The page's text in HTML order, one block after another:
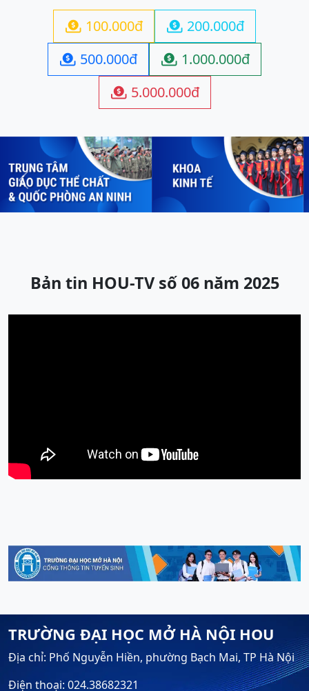
 100.000đ  200.000đ
 500.000đ  1.000.000đ
 5.000.000đ
Previous Next
Bản tin HOU-TV số 06 năm 2025
TRƯỜNG ĐẠI HỌC MỞ HÀ NỘI HOU
Địa chỉ: Phố Nguyễn Hiền, phường Bạch Mai, TP Hà Nội
Điện thoại: 024.38682321